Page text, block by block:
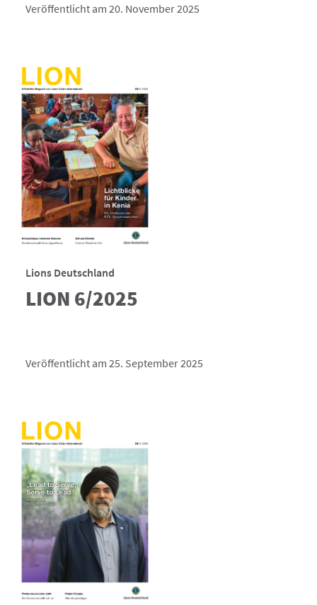
Veröffentlicht am 20. November 2025
Lions Deutschland
LION 6/2025
Veröffentlicht am 25. September 2025